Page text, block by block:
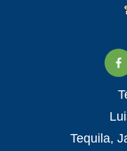
Tequila,